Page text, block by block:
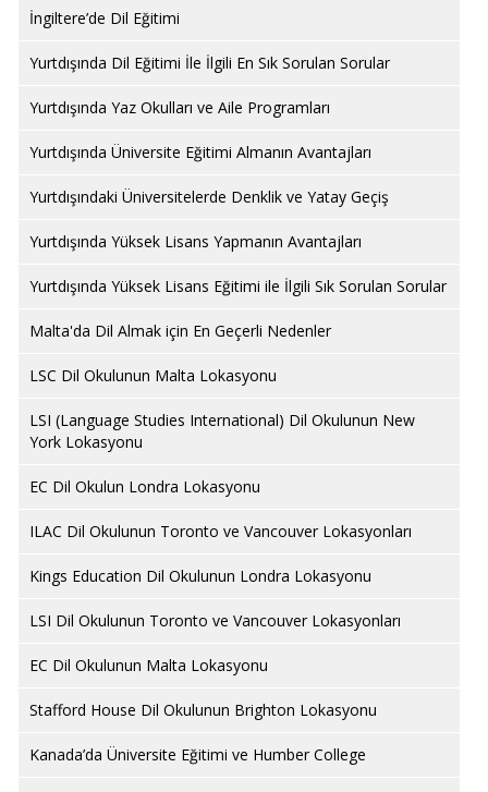
İngiltere’de Dil Eğitimi
Yurtdışında Dil Eğitimi İle İlgili En Sık Sorulan Sorular
Yurtdışında Yaz Okulları ve Aile Programları
Yurtdışında Üniversite Eğitimi Almanın Avantajları
Yurtdışındaki Üniversitelerde Denklik ve Yatay Geçiş
Yurtdışında Yüksek Lisans Yapmanın Avantajları
Yurtdışında Yüksek Lisans Eğitimi ile İlgili Sık Sorulan Sorular
Malta'da Dil Almak için En Geçerli Nedenler
LSC Dil Okulunun Malta Lokasyonu
LSI (Language Studies International) Dil Okulunun New
York Lokasyonu
EC Dil Okulun Londra Lokasyonu
ILAC Dil Okulunun Toronto ve Vancouver Lokasyonları
Kings Education Dil Okulunun Londra Lokasyonu
LSI Dil Okulunun Toronto ve Vancouver Lokasyonları
EC Dil Okulunun Malta Lokasyonu
Stafford House Dil Okulunun Brighton Lokasyonu
Kanada’da Üniversite Eğitimi ve Humber College